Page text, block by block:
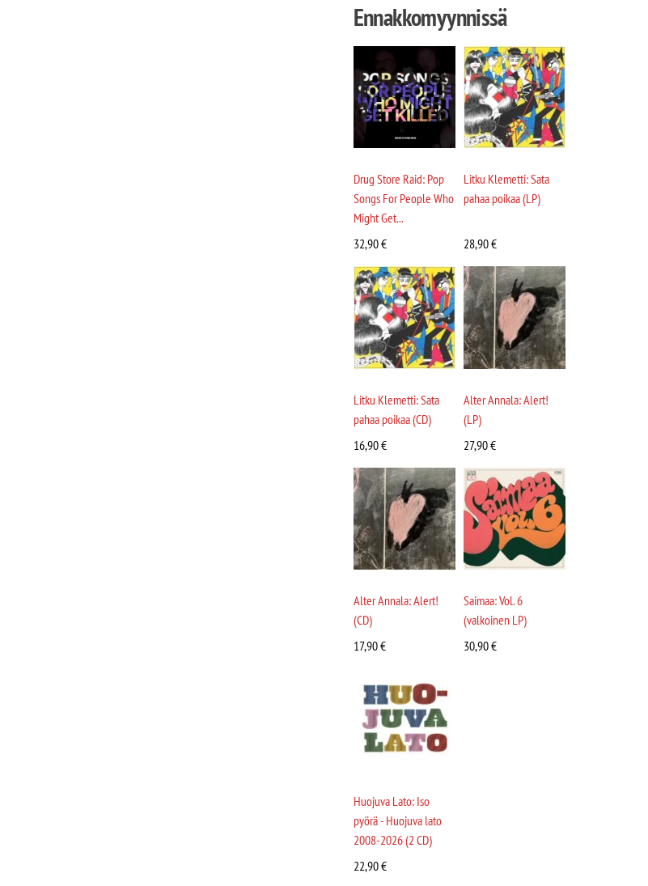
Ennakkomyynnissä
Drug Store Raid: Pop
Songs For People Who
Might Get...
32,90€
Litku Klemetti: Sata
pahaa poikaa (LP)
28,90€
Litku Klemetti: Sata
pahaa poikaa (CD)
16,90€
Alter Annala: Alert!
(LP)
27,90€
Alter Annala: Alert!
(CD)
17,90€
Saimaa: Vol. 6
(valkoinen LP)
30,90€
Huojuva Lato: Iso
pyörä - Huojuva lato
2008-2026 (2 CD)
22,90€